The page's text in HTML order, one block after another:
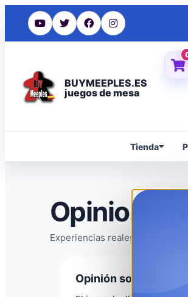
BUYMEEPLES.ES
juegos de mesa
Tienda
Opiniones
Experiencias reales después
Opinión sobre su